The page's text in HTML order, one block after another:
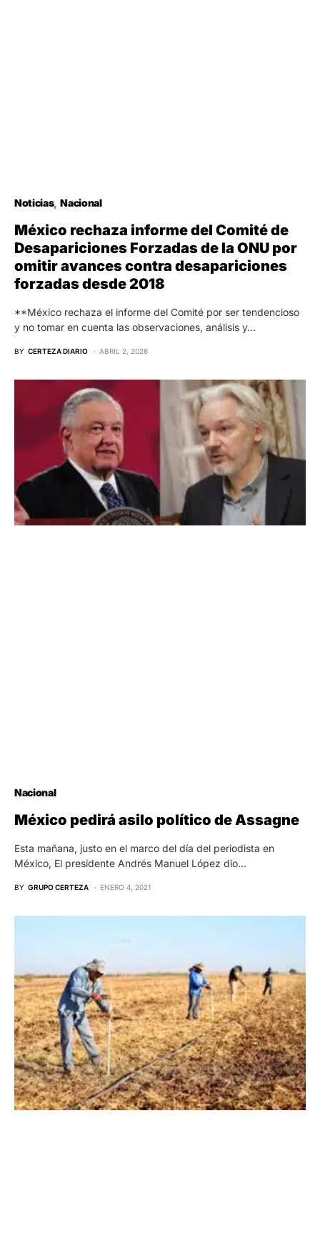
Noticias Nacional
México rechaza informe del Comité de
Desapariciones Forzadas de la ONU por
omitir avances contra desapariciones
forzadas desde 2018
**México rechaza el informe del Comité por ser tendencioso
y no tomar en cuenta las observaciones, análisis y…
BY CERTEZA DIARIO ABRIL 2, 2026
Nacional
México pedirá asilo político de Assagne
Esta mañana, justo en el marco del día del periodista en
México, El presidente Andrés Manuel López dio…
BY GRUPO CERTEZA ENERO 4, 2021